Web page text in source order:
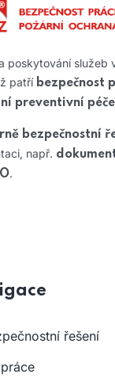
poskytování služeb
patří bezpečnost
preventivní péče
bezpečnostní
např.
.
řešení